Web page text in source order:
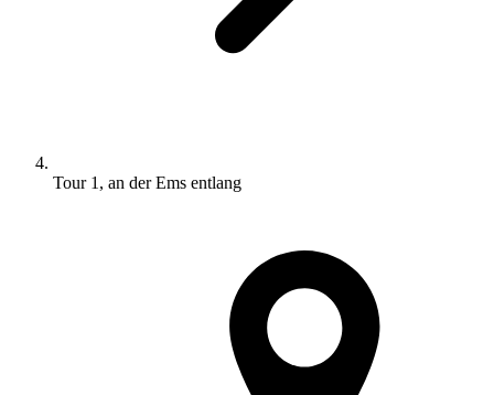
Tour 1, an der Ems entlang